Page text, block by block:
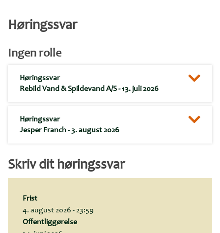
Høringssvar
Ingen rolle
Høringssvar
Rebild Vand & Spildevand A/S- 13. juli 2026
Høringssvar
Jesper Franch- 3. august 2026
Skriv dit høringssvar
Frist
4. august 2026 - 23:59
Offentliggørelse